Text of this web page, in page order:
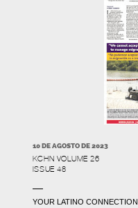
10 DE AGOSTO DE 2023
KCHN VOLUME 26
ISSUE 48
YOUR LATINO CONNECTION